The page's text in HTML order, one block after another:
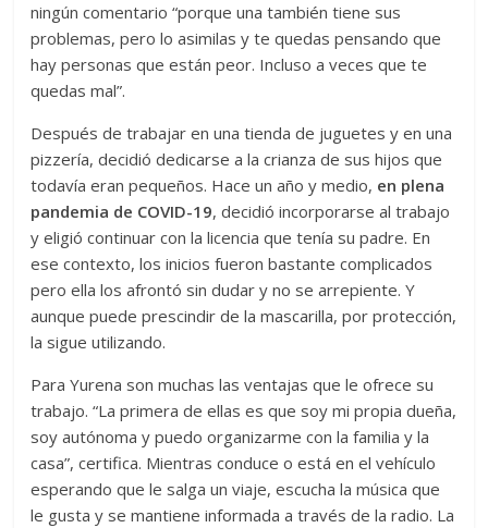
ningún comentario “porque una también tiene sus
problemas, pero lo asimilas y te quedas pensando que
hay personas que están peor. Incluso a veces que te
quedas mal”.
Después de trabajar en una tienda de juguetes y en una
pizzería, decidió dedicarse a la crianza de sus hijos que
todavía eran pequeños. Hace un año y medio, en plena
pandemia de COVID-19, decidió incorporarse al trabajo
y eligió continuar con la licencia que tenía su padre. En
ese contexto, los inicios fueron bastante complicados
pero ella los afrontó sin dudar y no se arrepiente. Y
aunque puede prescindir de la mascarilla, por protección,
la sigue utilizando.
Para Yurena son muchas las ventajas que le ofrece su
trabajo. “La primera de ellas es que soy mi propia dueña,
soy autónoma y puedo organizarme con la familia y la
casa”, certifica. Mientras conduce o está en el vehículo
esperando que le salga un viaje, escucha la música que
le gusta y se mantiene informada a través de la radio. La